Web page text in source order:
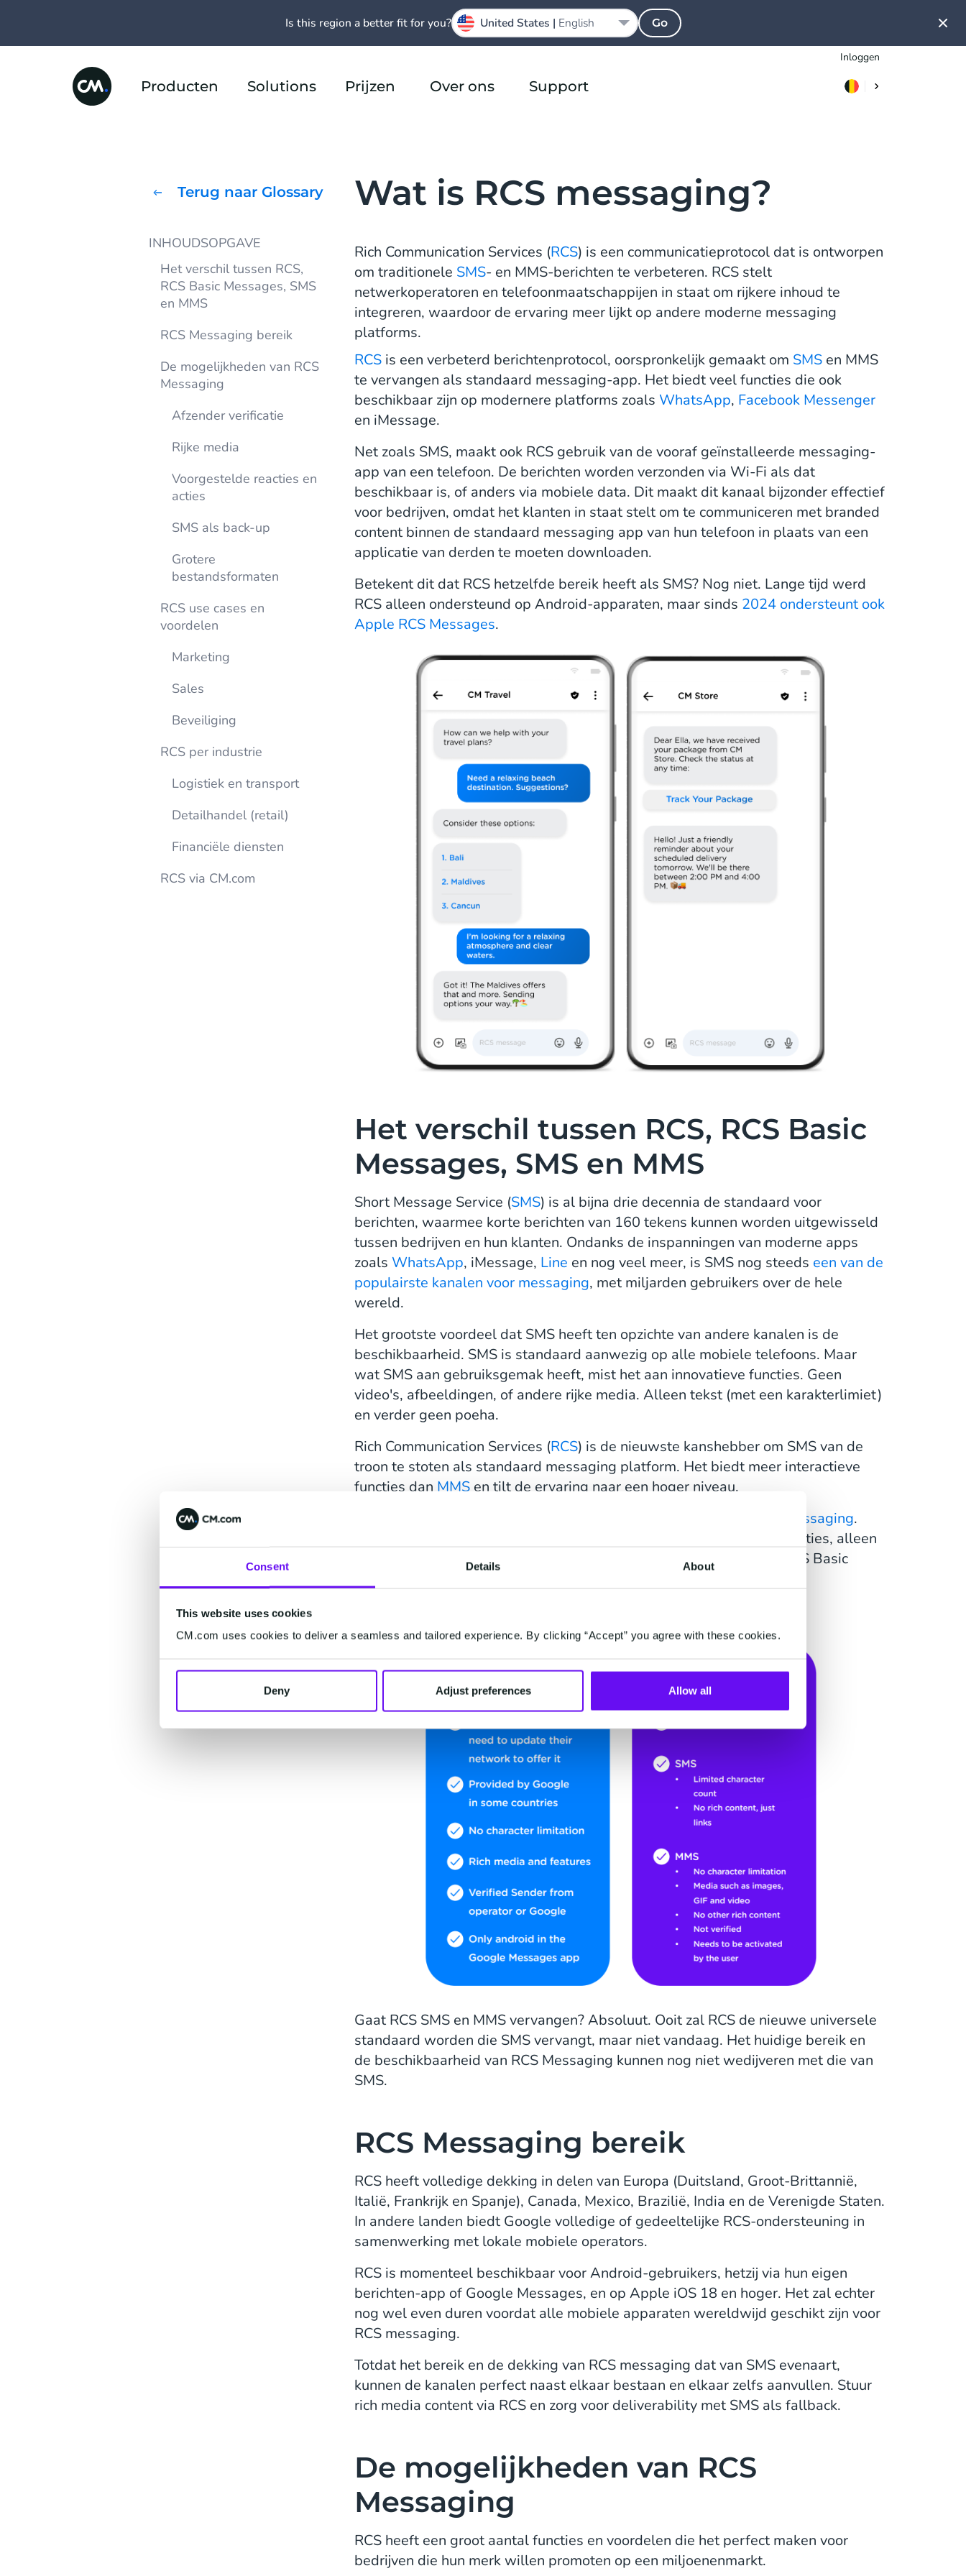
Consent Details About
This website uses cookies
CM.com uses cookies to deliver a seamless and tailored experience. By clicking “Accept” you agree with these cookies.
Deny Adjust preferences Allow all
Inloggen
Producten Solutions Prijzen Over ons Support
Terug naar Glossary
INHOUDSOPGAVE
Het verschil tussen RCS,
RCS Basic Messages, SMS
en MMS
RCS Messaging bereik
De mogelijkheden van RCS
Messaging
Afzender verificatie
Rijke media
Voorgestelde reacties en
acties
SMS als back-up
Grotere
bestandsformaten
RCS use cases en
voordelen
Marketing
Sales
Beveiliging
RCS per industrie
Logistiek en transport
Detailhandel (retail)
Financiële diensten
RCS via CM.com
Wat is RCS messaging?
Rich Communication Services (RCS) is een communicatieprotocol dat is ontworpen
om traditionele SMS- en MMS-berichten te verbeteren. RCS stelt
netwerkoperatoren en telefoonmaatschappijen in staat om rijkere inhoud te
integreren, waardoor de ervaring meer lijkt op andere moderne messaging
platforms.
RCS is een verbeterd berichtenprotocol, oorspronkelijk gemaakt om SMS en MMS
te vervangen als standaard messaging-app. Het biedt veel functies die ook
beschikbaar zijn op modernere platforms zoals WhatsApp, Facebook Messenger
en iMessage.
Net zoals SMS, maakt ook RCS gebruik van de vooraf geïnstalleerde messaging-
app van een telefoon. De berichten worden verzonden via Wi-Fi als dat
beschikbaar is, of anders via mobiele data. Dit maakt dit kanaal bijzonder effectief
voor bedrijven, omdat het klanten in staat stelt om te communiceren met branded
content binnen de standaard messaging app van hun telefoon in plaats van een
applicatie van derden te moeten downloaden.
Betekent dit dat RCS hetzelfde bereik heeft als SMS? Nog niet. Lange tijd werd
RCS alleen ondersteund op Android-apparaten, maar sinds 2024 ondersteunt ook
Apple RCS Messages.
Het verschil tussen RCS, RCS Basic
Messages, SMS en MMS
Short Message Service (SMS) is al bijna drie decennia de standaard voor
berichten, waarmee korte berichten van 160 tekens kunnen worden uitgewisseld
tussen bedrijven en hun klanten. Ondanks de inspanningen van moderne apps
zoals WhatsApp, iMessage, Line en nog veel meer, is SMS nog steeds een van de
populairste kanalen voor messaging, met miljarden gebruikers over de hele
wereld.
Het grootste voordeel dat SMS heeft ten opzichte van andere kanalen is de
beschikbaarheid. SMS is standaard aanwezig op alle mobiele telefoons. Maar
wat SMS aan gebruiksgemak heeft, mist het aan innovatieve functies. Geen
video's, afbeeldingen, of andere rijke media. Alleen tekst (met een karakterlimiet)
en verder geen poeha.
Rich Communication Services (RCS) is de nieuwste kanshebber om SMS van de
troon te stoten als standaard messaging platform. Het biedt meer interactieve
functies dan MMS en tilt de ervaring naar een hoger niveau.
RCS Basic Messaging.
RCS Basic Messaging is vergelijkbaar met SMS: Geen rijke media functies, alleen
tekst en een karakterlimiet. Wat is dan wel het verschil met SMS? RCS Basic
Gaat RCS SMS en MMS vervangen? Absoluut. Ooit zal RCS de nieuwe universele
standaard worden die SMS vervangt, maar niet vandaag. Het huidige bereik en
de beschikbaarheid van RCS Messaging kunnen nog niet wedijveren met die van
SMS.
RCS Messaging bereik
RCS heeft volledige dekking in delen van Europa (Duitsland, Groot-Brittannië,
Italië, Frankrijk en Spanje), Canada, Mexico, Brazilië, India en de Verenigde Staten.
In andere landen biedt Google volledige of gedeeltelijke RCS-ondersteuning in
samenwerking met lokale mobiele operators.
RCS is momenteel beschikbaar voor Android-gebruikers, hetzij via hun eigen
berichten-app of Google Messages, en op Apple iOS 18 en hoger. Het zal echter
nog wel even duren voordat alle mobiele apparaten wereldwijd geschikt zijn voor
RCS messaging.
Totdat het bereik en de dekking van RCS messaging dat van SMS evenaart,
kunnen de kanalen perfect naast elkaar bestaan en elkaar zelfs aanvullen. Stuur
rich media content via RCS en zorg voor deliverability met SMS als fallback.
De mogelijkheden van RCS
Messaging
RCS heeft een groot aantal functies en voordelen die het perfect maken voor
bedrijven die hun merk willen promoten op een miljoenenmarkt.
Is this region a better fit for you? United States | English Go